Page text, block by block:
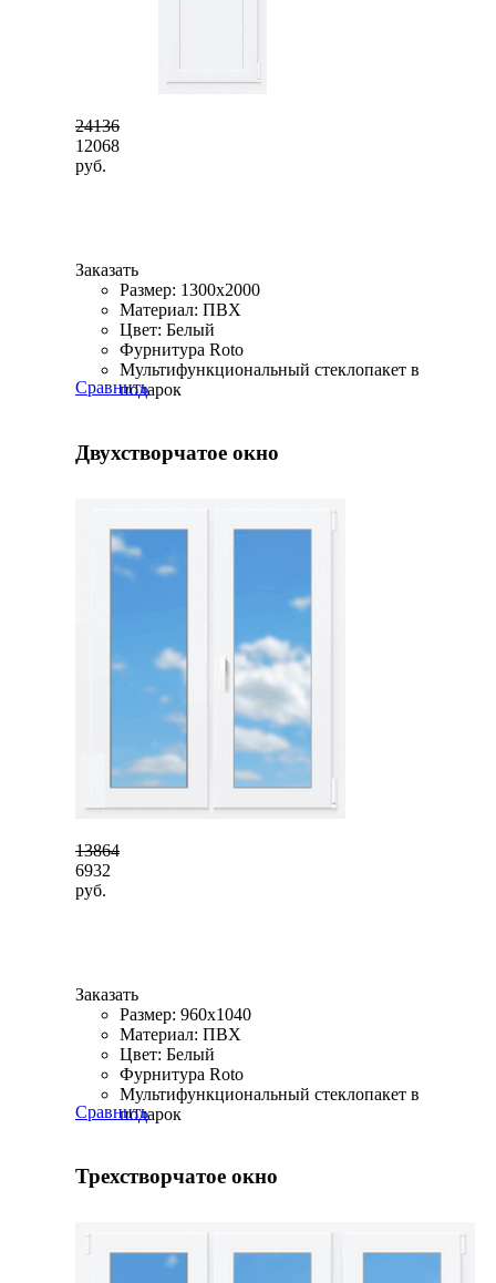
24136
12068
руб.
Заказать
Размер: 1300x2000
Материал: ПВХ
Цвет: Белый
Фурнитура Roto
Мультифункциональный стеклопакет в
подарок
Сравнить
Двухстворчатое окно
13864
6932
руб.
Заказать
Размер: 960x1040
Материал: ПВХ
Цвет: Белый
Фурнитура Roto
Мультифункциональный стеклопакет в
подарок
Сравнить
Трехстворчатое окно